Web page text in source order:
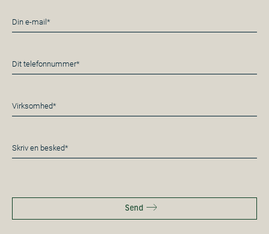
E-
mail
Telefon
*
Virksomhed*
*
Besked
*
Send